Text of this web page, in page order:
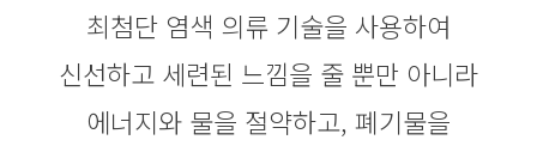
최첨단 염색 의류 기술을 사용하여
신선하고 세련된 느낌을 줄 뿐만 아니라
에너지와 물을 절약하고, 폐기물을